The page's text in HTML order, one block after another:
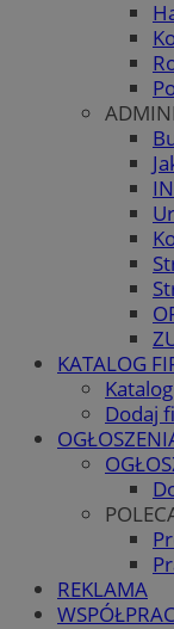
KATALOG
Dodaj
REKLAMA